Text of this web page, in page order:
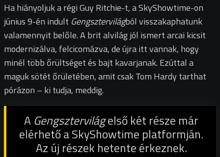
Ha hiányoljuk a régi Guy Ritchie-t, a SkyShowtime-on
június 9-én indult Gengsztervilágból visszakaphatunk
valamennyit belőle. A brit alvilág jól ismert arcai kicsit
modernizálva, felcicomázva, de újra itt vannak, hogy
minél több őrültséget és bajt kavarjanak. Ezúttal a
maguk sötét őrületében, amit csak Tom Hardy tarthat
pórázon – ki tudja, meddig.
AGengsztervilágelső két része már
elérhető a SkyShowtime platformján.
Az új részek hetente érkeznek.